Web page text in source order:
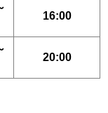
16:00
20:00